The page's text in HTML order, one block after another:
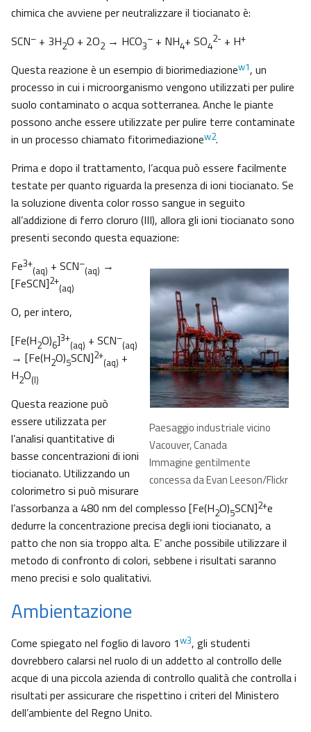
chimica che avviene per neutralizzare il tiocianato è:
SCN– + 3H2O + 2O2 → HCO3
– + NH4+ SO4
2- + H+
Questa reazione è un esempio di biorimediazionew1, un
processo in cui i microorganismo vengono utilizzati per pulire
suolo contaminato o acqua sotterranea. Anche le piante
possono anche essere utilizzate per pulire terre contaminate
in un processo chiamato fitorimediazionew2.
Prima e dopo il trattamento, l’acqua può essere facilmente
testate per quanto riguarda la presenza di ioni tiocianato. Se
la soluzione diventa color rosso sangue in seguito
all’addizione di ferro cloruro (III), allora gli ioni tiocianato sono
presenti secondo questa equazione:
Paesaggio industriale vicino
Vacouver, Canada
Immagine gentilmente
concessa da Evan Leeson/Flickr
Fe3+
(aq) + SCN–
(aq) →
[FeSCN]2+
(aq)
O, per intero,
[Fe(H2O)6]3+
(aq) + SCN–
(aq)
→ [Fe(H2O)5SCN]2+
(aq) +
H2O(l)
Questa reazione può
essere utilizzata per
l’analisi quantitative di
basse concentrazioni di ioni
tiocianato. Utilizzando un
colorimetro si può misurare
l’assorbanza a 480 nm del complesso [Fe(H2O)5SCN]2+e
dedurre la concentrazione precisa degli ioni tiocianato, a
patto che non sia troppo alta. E’ anche possibile utilizzare il
metodo di confronto di colori, sebbene i risultati saranno
meno precisi e solo qualitativi.
Ambientazione
Come spiegato nel foglio di lavoro 1w3, gli studenti
dovrebbero calarsi nel ruolo di un addetto al controllo delle
acque di una piccola azienda di controllo qualità che controlla i
risultati per assicurare che rispettino i criteri del Ministero
dell’ambiente del Regno Unito.